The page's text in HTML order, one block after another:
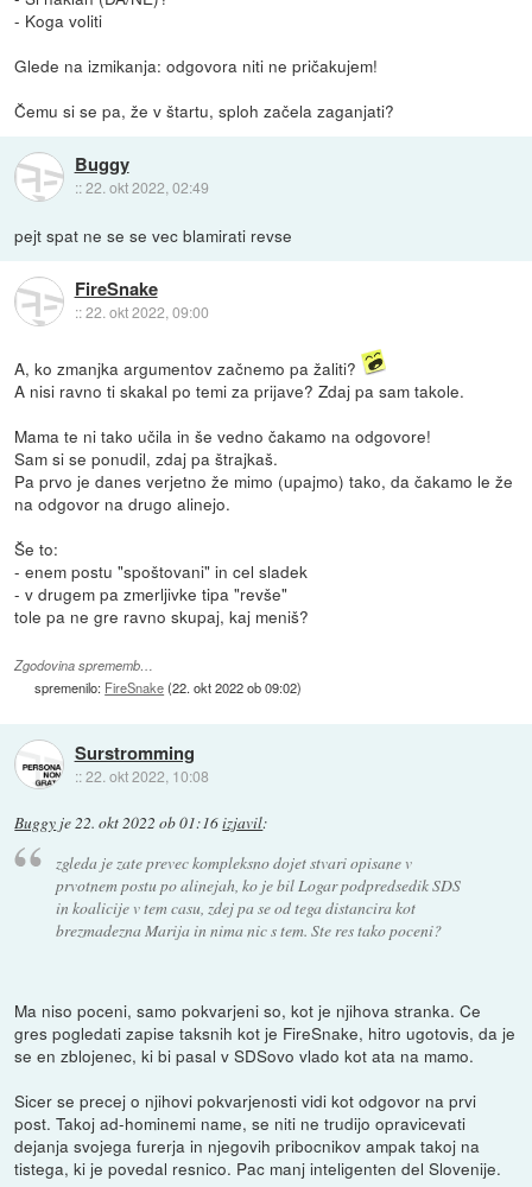
- Koga voliti
Glede na izmikanja: odgovora niti ne pričakujem!
Čemu si se pa, že v štartu, sploh začela zaganjati?
Buggy
::22. okt 2022, 02:49
pejt spat ne se se vec blamirati revse
FireSnake
::22. okt 2022, 09:00
A, ko zmanjka argumentov začnemo pa žaliti?
A nisi ravno ti skakal po temi za prijave? Zdaj pa sam takole.
Mama te ni tako učila in še vedno čakamo na odgovore!
Sam si se ponudil, zdaj pa štrajkaš.
Pa prvo je danes verjetno že mimo (upajmo) tako, da čakamo le že
na odgovor na drugo alinejo.
Še to:
- enem postu "spoštovani" in cel sladek
- v drugem pa zmerljivke tipa "revše"
tole pa ne gre ravno skupaj, kaj meniš?
Zgodovina sprememb…
spremenilo: FireSnake(22. okt 2022 ob 09:02)
Surstromming
::22. okt 2022, 10:08
Buggy je22. okt 2022 ob 01:16izjavil:
zgleda je zate prevec kompleksno dojet stvari opisane v
prvotnem postu po alinejah, ko je bil Logar podpredsedik SDS
in koalicije v tem casu, zdej pa se od tega distancira kot
brezmadezna Marija in nima nic s tem. Ste res tako poceni?
Ma niso poceni, samo pokvarjeni so, kot je njihova stranka. Ce
gres pogledati zapise taksnih kot je FireSnake, hitro ugotovis, da je
se en zblojenec, ki bi pasal v SDSovo vlado kot ata na mamo.
Sicer se precej o njihovi pokvarjenosti vidi kot odgovor na prvi
post. Takoj ad-hominemi name, se niti ne trudijo opravicevati
dejanja svojega furerja in njegovih pribocnikov ampak takoj na
tistega, ki je povedal resnico. Pac manj inteligenten del Slovenije.